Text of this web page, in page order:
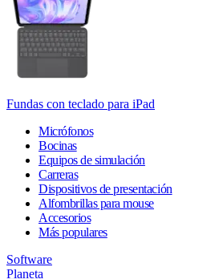
Fundas con teclado para iPad
Micrófonos
Bocinas
Equipos de simulación
Carreras
Dispositivos de presentación
Alfombrillas para mouse
Accesorios
Más populares
Software
Planeta